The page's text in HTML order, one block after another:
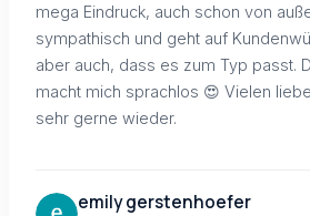
mega Eindruck, auch schon von
sympathisch und geht auf
aber auch, dass es zum Typ passt.
macht mich sprachlos 😍 Vielen
sehr gerne wieder.
emily gerstenhoefer